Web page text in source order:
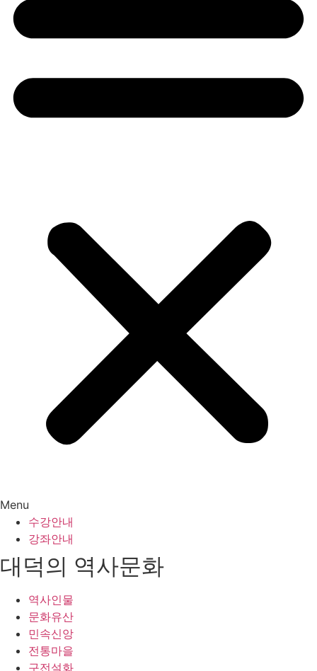
Menu
수강안내
강좌안내
대덕의 역사문화
역사인물
문화유산
민속신앙
전통마을
구전설화